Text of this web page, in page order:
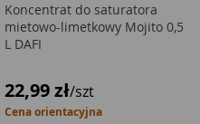
Koncentrat do saturatora
mietowo-limetkowy Mojito 0,5
L DAFI
22,99 zł/szt
Cena orientacyjna